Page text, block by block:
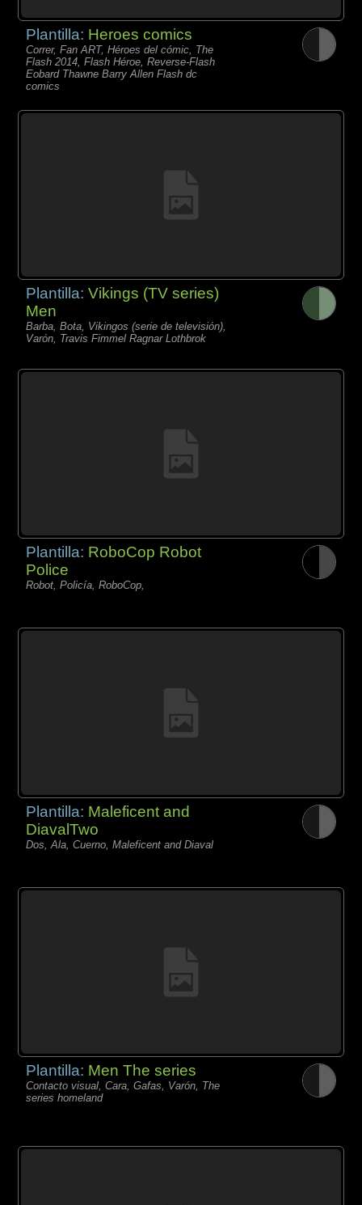
Plantilla: Heroes comics
Correr, Fan ART, Héroes del cómic, The
Flash 2014, Flash Héroe, Reverse-Flash
Eobard Thawne Barry Allen Flash dc
comics
Plantilla:Vikings (TV series)
Men
Barba, Bota, Vikingos (serie de televisión),
Varón, Travis Fimmel Ragnar Lothbrok
Plantilla: RoboCop Robot
Police
Robot, Policía, RoboCop,
Plantilla: Maleficent and
DiavalTwo
Dos, Ala, Cuerno, Maleficent and Diaval
Plantilla: Men The series
Contacto visual, Cara, Gafas, Varón, The
series homeland